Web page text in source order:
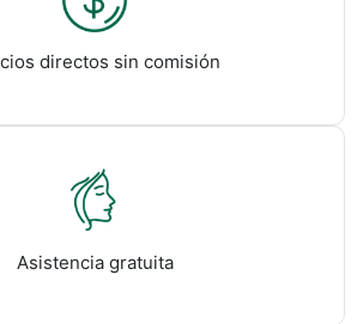
directos sin comisión
Asistencia gratuita